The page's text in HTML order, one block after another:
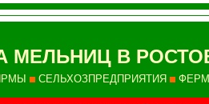
МЕЛЬНИЦ В
СЕЛЬХОЗПРЕДПРИЯТИЯ